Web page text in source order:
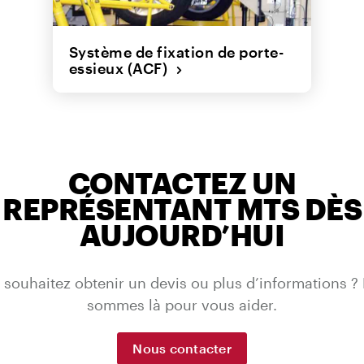
Système de fixation de porte-
essieux (ACF)
CONTACTEZ UN
REPRÉSENTANT MTS DÈS
AUJOURD’HUI
souhaitez obtenir un devis ou plus d’informations ?
sommes là pour vous aider.
Nous contacter